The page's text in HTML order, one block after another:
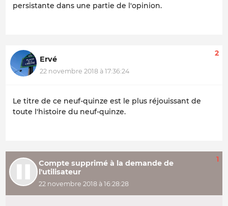
persistante dans une partie de l'opinion.
Ervé
22 novembre 2018 à 17:36:24
2
Le titre de ce neuf-quinze est le plus réjouissant de
toute l'histoire du neuf-quinze.
Compte supprimé à la demande de
l'utilisateur
22 novembre 2018 à 16:28:28
1